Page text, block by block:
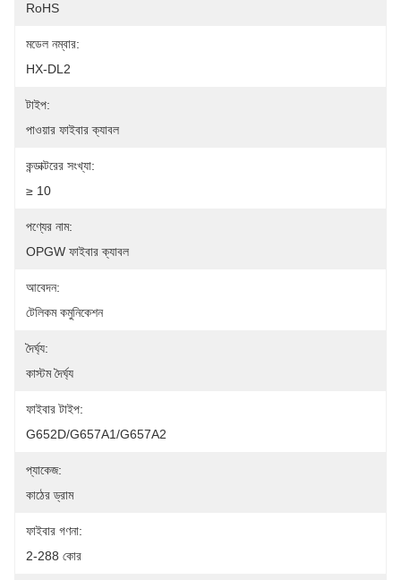
RoHS
মডেল নম্বার:
HX-DL2
টাইপ:
পাওয়ার ফাইবার ক্যাবল
কন্ডাক্টরের সংখ্যা:
≥ 10
পণ্যের নাম:
OPGW ফাইবার ক্যাবল
আবেদন:
টেলিকম কমুনিকেশন
দৈর্ঘ্য:
কাস্টম দৈর্ঘ্য
ফাইবার টাইপ:
G652D/G657A1/G657A2
প্যাকেজ:
কাঠের ড্রাম
ফাইবার গণনা:
2-288 কোর